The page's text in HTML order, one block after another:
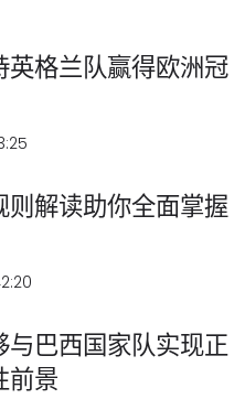
格兰队赢得欧洲冠
解读助你全面掌握
巴西国家队实现正
前景